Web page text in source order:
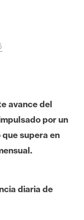
avance del
por un
supera en
diaria de